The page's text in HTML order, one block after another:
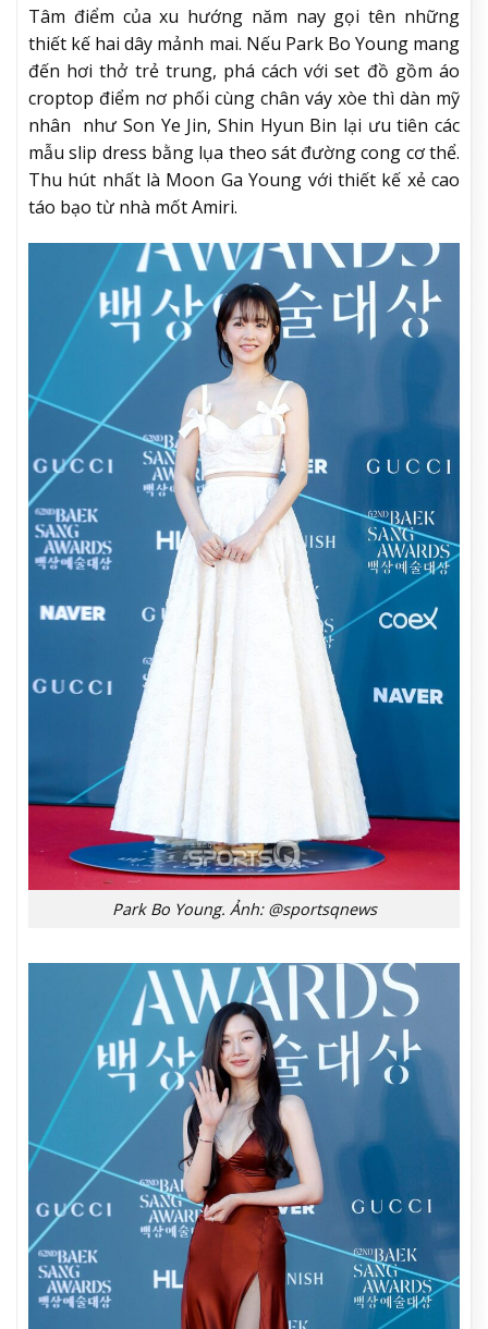
Tâm điểm của xu hướng năm nay gọi tên những
thiết kế hai dây mảnh mai. Nếu Park Bo Young mang
đến hơi thở trẻ trung, phá cách với set đồ gồm áo
croptop điểm nơ phối cùng chân váy xòe thì dàn mỹ
nhân như Son Ye Jin, Shin Hyun Bin lại ưu tiên các
mẫu slip dress bằng lụa theo sát đường cong cơ thể.
Thu hút nhất là Moon Ga Young với thiết kế xẻ cao
táo bạo từ nhà mốt Amiri.
Park Bo Young. Ảnh: @sportsqnews